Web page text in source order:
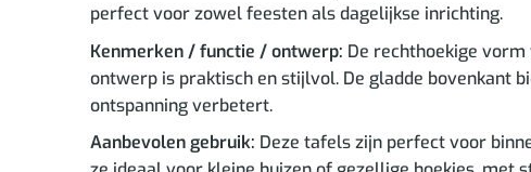
perfect voor zowel feesten als dagelijkse inrichting.
Kenmerken / functie / ontwerp: De rechthoekige
ontwerp is praktisch en stijlvol. De gladde bovenkant
ontspanning verbetert.
Aanbevolen gebruik: Deze tafels zijn perfect voor